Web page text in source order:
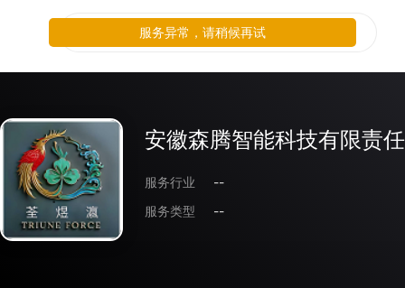
安徽森腾智能科技有限责
服务行业
--
服务类型
--
服务异常，请稍候再试